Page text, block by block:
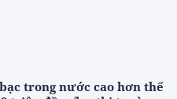
trong nước cao hơn thế